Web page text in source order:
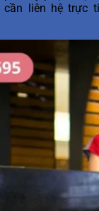
cần liên hệ trực